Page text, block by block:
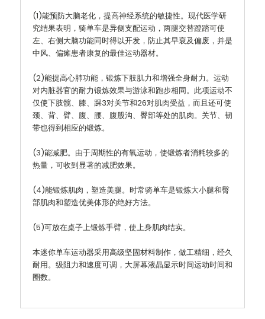
(1)能预防大脑老化，提高神经系统的敏捷性。现代医学研
究结果表明，骑单车是异侧支配运动，两腿交替蹬踏可使
左、右侧大脑功能同时得以开发，防止其早衰及偏废，并是
中风、偏瘫患者康复的最佳运动器材。
(2)能提高心肺功能，锻炼下肢肌力和增强全身耐力。运动
对内脏器官的耐力锻炼效果与游泳和跑步相同。此项运动不
仅使下肢髋、膝、踝3对关节和26对肌肉受益，而且还可使
颈、背、臂、腹、腰、腹股沟、臀部等处的肌肉。关节、韧
带也得到相应的锻炼。
(3)能减肥。由于周期性的有氧运动，使锻炼者消耗较多的
热量，可收到显著的减肥效果。
(4)能锻炼肌肉，塑造美腿。时常骑单车是锻炼大小腿和臀
部肌肉和塑造优美体形的绝好方法。
(5)可放在桌子上锻炼手臂，使上身肌肉结实。
本迷你单车运动器采用高级坚固材料制作，做工精细，经久
耐用。级阻力和速度可调，大屏幕液晶显示时间运动时间和
圈数。